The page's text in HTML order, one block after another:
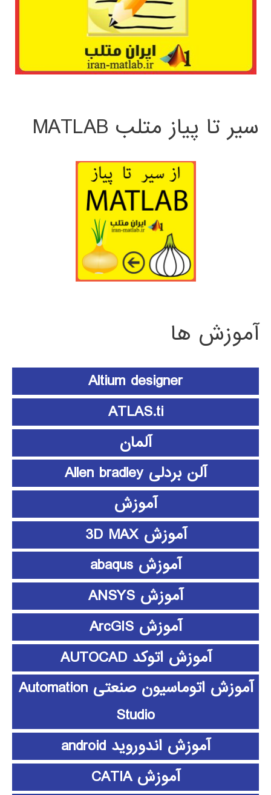
سیر تا پیاز متلب MATLAB
آموزش ها
Altium designer
ATLAS.ti
آلمان
آلن بردلی Allen bradley
آموزش
آموزش 3D MAX
آموزش abaqus
آموزش ANSYS
آموزش ArcGIS
آموزش اتوکد AUTOCAD
آموزش اتوماسیون صنعتی Automation
Studio
آموزش اندوروید android
آموزش CATIA